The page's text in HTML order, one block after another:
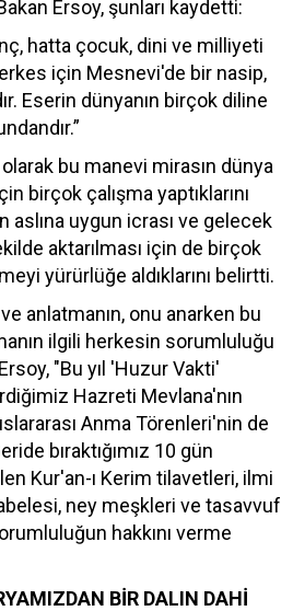
Ersoy, şunları kaydetti:
hatta çocuk, dini ve milliyeti
için Mesnevi'de bir nasip,
Eserin dünyanın birçok diline
olarak bu manevi mirasın dünya
birçok çalışma yaptıklarını
aslına uygun icrası ve gelecek
aktarılması için de birçok
yürürlüğe aldıklarını belirtti.
anlatmanın, onu anarken bu
ilgili herkesin sorumluluğu
"Bu yıl 'Huzur Vakti'
Hazreti Mevlana'nın
Anma Törenleri'nin de
bıraktığımız 10 gün
Kur'an-ı Kerim tilavetleri, ilmi
ney meşkleri ve tasavvuf
hakkını verme
BİR DALIN DAHİ